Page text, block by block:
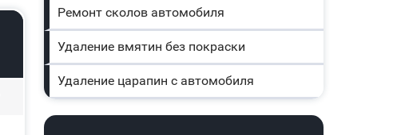
Ремонт сколов автомобиля
Удаление вмятин без покраски
Удаление царапин с автомобиля